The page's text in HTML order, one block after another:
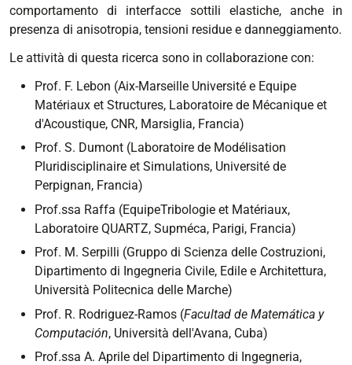
comportamento di interfacce sottili elastiche, anche in
presenza di anisotropia, tensioni residue e danneggiamento.
Le attività di questa ricerca sono in collaborazione con:
Prof. F. Lebon (Aix-Marseille Université e Equipe
Matériaux et Structures, Laboratoire de Mécanique et
d'Acoustique, CNR, Marsiglia, Francia)
Prof. S. Dumont (Laboratoire de Modélisation
Pluridisciplinaire et Simulations, Université de
Perpignan, Francia)
Prof.ssa Raffa (EquipeTribologie et Matériaux,
Laboratoire QUARTZ, Supméca, Parigi, Francia)
Prof. M. Serpilli (Gruppo di Scienza delle Costruzioni,
Dipartimento di Ingegneria Civile, Edile e Architettura,
Università Politecnica delle Marche)
Prof. R. Rodriguez-Ramos (Facultad de Matemática y
Computación, Università dell'Avana, Cuba)
Prof.ssa A. Aprile del Dipartimento di Ingegneria,